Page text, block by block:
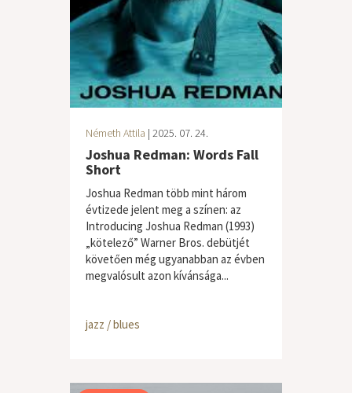
Németh Attila | 2025. 07. 24.
Joshua Redman: Words Fall
Short
Joshua Redman több mint három
évtizede jelent meg a színen: az
Introducing Joshua Redman (1993)
„kötelező” Warner Bros. debütjét
követően még ugyanabban az évben
megvalósult azon kívánsága...
jazz / blues